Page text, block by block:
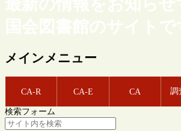
最新の情報をお知らせ
国会図書館のサイトで
メインメニュー
CA-R CA-E CA 調
検索フォーム